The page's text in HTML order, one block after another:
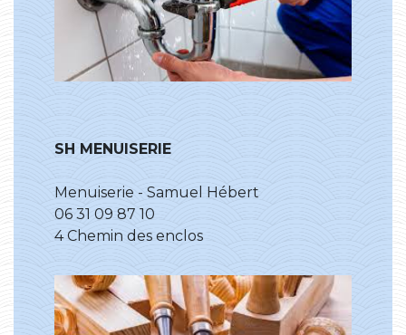
SH MENUISERIE
Menuiserie - Samuel Hébert
06 31 09 87 10
4 Chemin des enclos